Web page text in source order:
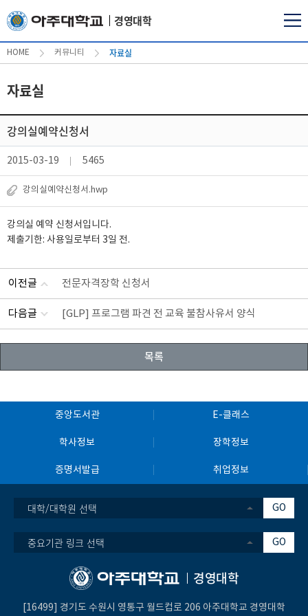
경영대학
HOME 커뮤니티 자료실
자료실
강의실예약신청서
2015-03-19 5465
강의실예약신청서.hwp
강의실 예약 신청서입니다.
제출기한: 사용일로부터 3일 전.
이전글 전문자격장학 신청서
다음글 [GLP] 프로그램 파견 전 교육 불참사유서 양식
목록
중앙도서관 E-클래스
학사정보 장학정보
증명서발급 취업정보
대학/대학원 선택 GO
중요기관 링크 선택 GO
경영대학
[16499] 경기도 수원시 영통구 월드컵로 206 아주대학교 경영대학